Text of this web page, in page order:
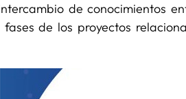
de conocimientos
de los proyectos